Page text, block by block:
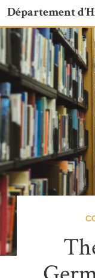
Département